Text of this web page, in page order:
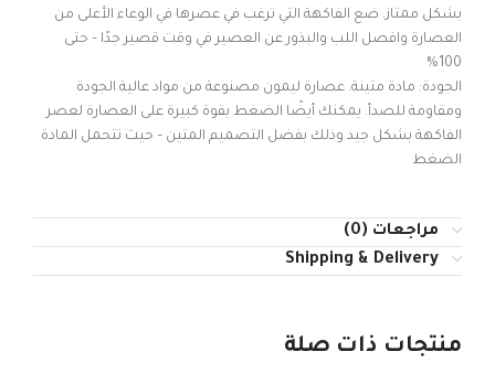
بشكل ممتاز. ضع الفاكهة التي ترغب في عصرها في الوعاء الأعلى من
العصارة وافصل اللب والبذور عن العصير في وقت قصير جدًا – حتى
100%
الجودة: مادة متينة. عصارة ليمون مصنوعة من مواد عالية الجودة
ومقاومة للصدأ. يمكنك أيضًا الضغط بقوة كبيرة على العصارة لعصر
الفاكهة بشكل جيد وذلك بفضل التصميم المتين – حيث تتحمل المادة
الضغط
مراجعات (0)
Shipping & Delivery
منتجات ذات صلة